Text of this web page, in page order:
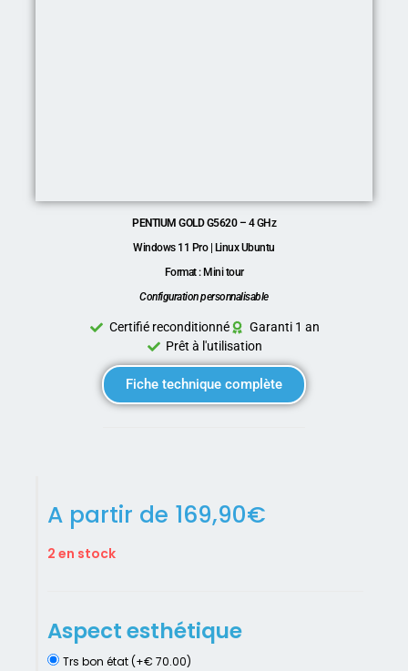
PENTIUM GOLD G5620 – 4 GHz
Windows 11 Pro | Linux Ubuntu
Format : Mini tour
Configuration personnalisable
Certifié reconditionné
Garanti 1 an
Prêt à l'utilisation
Fiche technique complète
A partir de 169,90€
2 en stock
Aspect esthétique
Trs bon état (+€ 70.00)